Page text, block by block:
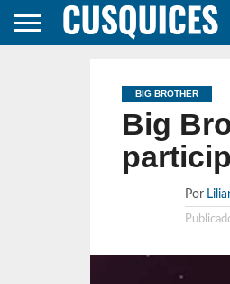
BIG BROTHER
Big
Por